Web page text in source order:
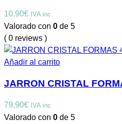
10,90€ IVA inc
Valorado con 0 de 5
( 0 reviews )
Añadir al carrito
JARRON CRISTAL
79,90€ IVA inc
Valorado con 0 de 5